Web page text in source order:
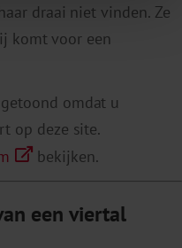
draai niet vinden. Ze
komt voor een
omdat u
op deze site.
bekijken.
een viertal